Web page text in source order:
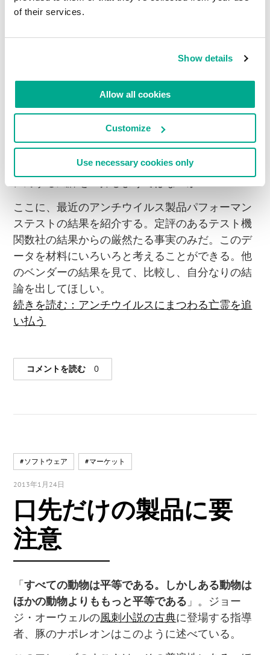
of their services.
Show details
Allow all cookies
Customize
Use necessary cookies only
は確かだ。しかし、遅いというイメージは何年も
し、新しい事実に耳を傾けようとはしないもの
立てることに多くの労力を注ぎ、今でもそれをや
められないでいる。まあおそらく、その他に当社
の評判を汚す口実がないからだろう（笑）。
春の大掃除の時期はとっくに過ぎてしまったが、
ここで過去数年の間にたまった当社製品の効率性
に対する風評を一掃しようではないか！
ここに、最近のアンチウイルス製品パフォーマン
ステストの結果を紹介する。定評のあるテスト機
関数社の結果からの厳然たる事実のみだ。このデ
ータを材料にいろいろと考えることができる。他
のベンダーの結果を見て、比較し、自分なりの結
論を出してほしい。
続きを読む：アンチウイルスにまつわる亡霊を追
い払う
コメントを読む 0
#ソフトウェア #マーケット
2013年1月24日
口先だけの製品に要
注意
「すべての動物は平等である。しかしある動物は
ほかの動物よりももっと平等である 」。ジョー
ジ・オーウェルの風刺小説の古典に登場する指導
者、豚のナポレオンはこのように述べている。